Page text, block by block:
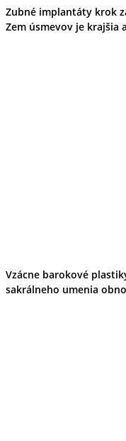
Zubné implantáty krok
Zem úsmevov je krajšia
Vzácne barokové
sakrálneho umenia